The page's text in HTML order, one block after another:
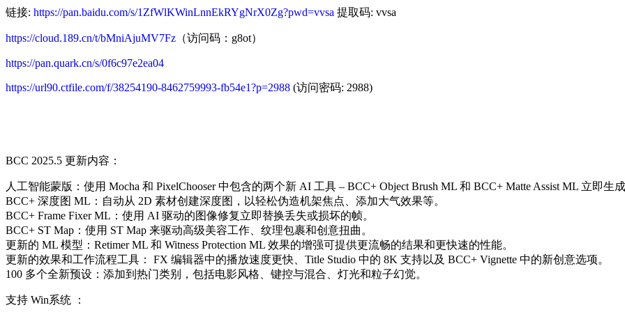
链接: https://pan.baidu.com/s/1ZfWlKWinLnnEkRYgNrX0Zg?pwd=vvsa 提取码: vvsa
https://cloud.189.cn/t/bMniAjuMV7Fz （访问码：g8ot）
https://pan.quark.cn/s/0f6c97e2ea04
https://url90.ctfile.com/f/38254190-8462759993-fb54e1?p=2988 (访问密码: 2988)
BCC 2025.5 更新内容：
人工智能蒙版：使用 Mocha 和 PixelChooser 中包含的两个新 AI 工具 – BCC+ Object Brush ML 和 BCC+ Matte Assist ML 立即生
BCC+ 深度图 ML：自动从 2D 素材创建深度图，以轻松伪造机架焦点、添加大气效果等。
BCC+ Frame Fixer ML：使用 AI 驱动的图像修复立即替换丢失或损坏的帧。
BCC+ ST Map：使用 ST Map 来驱动高级美容工作、纹理包裹和创意扭曲。
更新的 ML 模型：Retimer ML 和 Witness Protection ML 效果的增强可提供更流畅的结果和更快速的性能。
更新的效果和工作流程工具： FX 编辑器中的播放速度更快、Title Studio 中的 8K 支持以及 BCC+ Vignette 中的新创意选项。
100 多个全新预设：添加到热门类别，包括电影风格、键控与混合、灯光和粒子幻觉。
支持 Win系统 ：